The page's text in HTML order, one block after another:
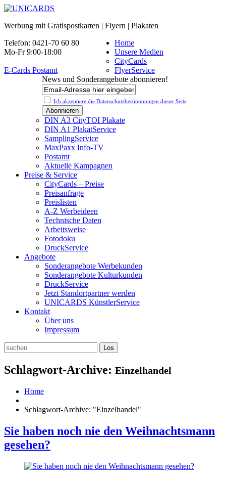
Werbung mit Gratispostkarten | Flyern | Plakaten
Telefon: 0421-70 60 80
Mo-Fr 9:00-18:00
E-Cards Postamt
News und Sonderangebote abonnieren!
Ich akzeptiere die Datenschutz­bestimmungen dieser Seite
Home
Unsere Medien
CityCards
FlyerService
DIN A3 CityTOI Plakate
DIN A1 PlakatService
SamplingService
MaxPaxx Info-TV
Postamt
Aktuelle Kampagnen
Preise & Service
CityCards – Preise
Preisanfrage
Preislisten
A-Z Werbeideen
Technische Daten
Arbeitsweise
Fotodoku
DruckService
Angebote
Sonderangebote Werbekunden
Sonderangebote Kulturkunden
DruckService
Jetzt Standortpartner werden
UNICARDS KünstlerService
Kontakt
Über uns
Impressum
Schlagwort-Archive: Einzelhandel
Home
Schlagwort-Archive: "Einzelhandel"
Sie haben noch nie den Weihnachtsmann
gesehen?